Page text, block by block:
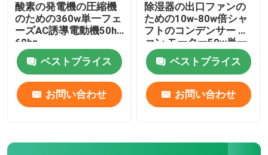
酸素の発電機の圧縮機
のための360w単一フェ
ーズAC誘導電動機50hz
60hz
ベストプライス
お問い合わせ
除湿器の出口ファンの
ための10w-80w倍シャ
フトのコンデンサー フ
ァン モーター50w単一
フェーズACモーター
ベストプライス
お問い合わせ